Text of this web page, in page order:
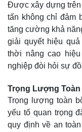
Được xây dựng trên
tấn không chỉ đảm
tăng cường khả
giải quyết hiệu
thời nâng cao
nghiệp đòi hỏi sự
Trọng Lượng Toàn
Trọng lượng toàn
yếu tố quan trọng
quy định về an